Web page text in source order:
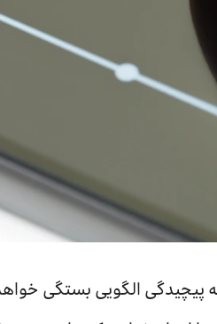
پیچیدگی الگویی بستگی